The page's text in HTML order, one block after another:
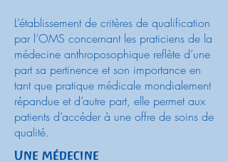
L’établissement de critères de qualification
par l’OMS concernant les praticiens de la
médecine anthroposophique reflète d’une
part sa pertinence et son importance en
tant que pratique médicale mondialement
répandue et d’autre part, elle permet aux
patients d’accéder à une offre de soins de
qualité.
Une médecine